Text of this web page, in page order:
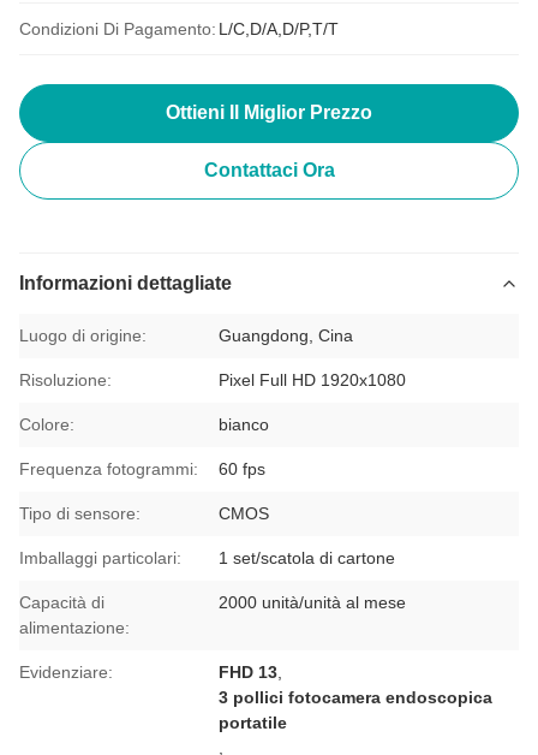
Condizioni Di Pagamento: L/C,D/A,D/P,T/T
Ottieni Il Miglior Prezzo
Contattaci Ora
Informazioni dettagliate
Luogo di origine: Guangdong, Cina
Risoluzione: Pixel Full HD 1920x1080
Colore: bianco
Frequenza fotogrammi: 60 fps
Tipo di sensore: CMOS
Imballaggi particolari: 1 set/scatola di cartone
Capacità di
alimentazione:
2000 unità/unità al mese
Evidenziare: FHD 13
3 pollici fotocamera endoscopica
portatile